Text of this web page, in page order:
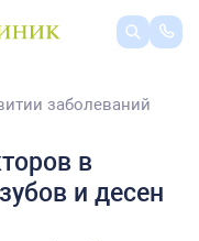
заболеваний
в
и десен